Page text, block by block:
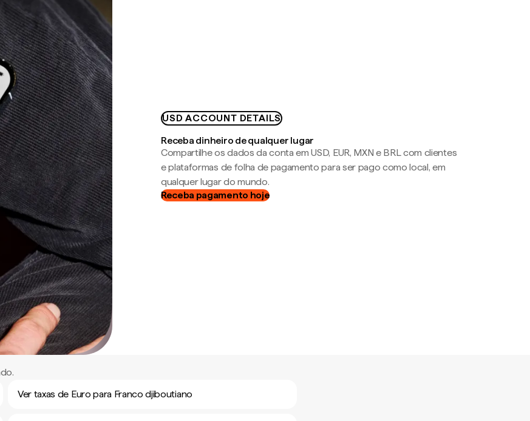
USD ACCOUNT DETAILS
Receba dinheiro de qualquer lugar
Compartilhe os dados da conta em USD, EUR, MXN e BRL com clientes
e plataformas de folha de pagamento para ser pago como local, em
qualquer lugar do mundo.
Receba pagamento hoje
Ver taxas de Euro para Franco djiboutiano